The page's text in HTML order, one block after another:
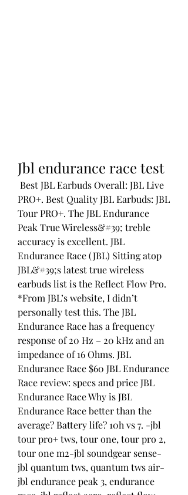
Jbl endurance race test
PRO+. Best Quality JBL Earbuds: JBL
Tour PRO+. The JBL Endurance
Peak True Wireless&#39; treble
accuracy is excellent. JBL
Endurance Race (JBL) Sitting atop
JBL&#39;s latest true wireless
earbuds list is the Reflect Flow Pro.
*From JBL’s website, I didn’t
personally test this. The JBL
Endurance Race has a frequency
response of 20 Hz – 20 kHz and an
impedance of 16 Ohms. JBL
Endurance Race $60 JBL Endurance
Race review: specs and price JBL
Endurance Race Why is JBL
Endurance Race better than the
average? Battery life? 10h vs 7. -jbl
tour pro+ tws, tour one, tour pro 2,
tour one m2-jbl soundgear sense-
jbl quantum tws, quantum tws air-
jbl endurance peak 3, endurance